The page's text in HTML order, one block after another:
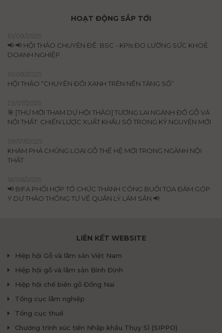
HOẠT ĐỘNG SẮP TỚI
10/09/2025
📢 📢 HỘI THẢO CHUYÊN ĐỀ: BSC - KPIs ĐO LƯỜNG SỨC KHOẺ
DOANH NGHIỆP
10/09/2025
HỘI THẢO “CHUYỂN ĐỔI XANH TRÊN NỀN TẢNG SỐ”
23/07/2025
🎯 [THƯ MỜI THAM DỰ HỘI THẢO] TƯƠNG LAI NGÀNH ĐỒ GỖ VÀ
NỘI THẤT: CHIẾN LƯỢC XUẤT KHẨU SỐ TRONG KỶ NGUYÊN MỚI
09/07/2025
KHÁM PHÁ CHỦNG LOẠI GỖ THẾ HỆ MỚI TRONG NGÀNH NỘI
THẤT
18/06/2025
📢 BIFA PHỐI HỢP TỔ CHỨC THÀNH CÔNG BUỔI TỌA ĐÀM GÓP
Ý DỰ THẢO THÔNG TƯ VỀ QUẢN LÝ LÂM SẢN 📢
LIÊN KẾT WEBSITE
Hiệp hội Gỗ và lâm sản Việt Nam
Hiệp hội gỗ và lâm sản Bình Định
Hiệp hội chế biến gỗ Đồng Nai
Tổng cục lâm nghiệp
Tổng cục thuế
Chương trình xúc tiến Nhập khẩu Thụy Sĩ (SIPPO)